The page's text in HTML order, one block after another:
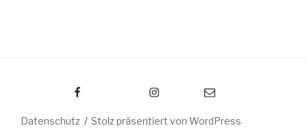
E-Mail
Datenschutz Stolz präsentiert von WordPress